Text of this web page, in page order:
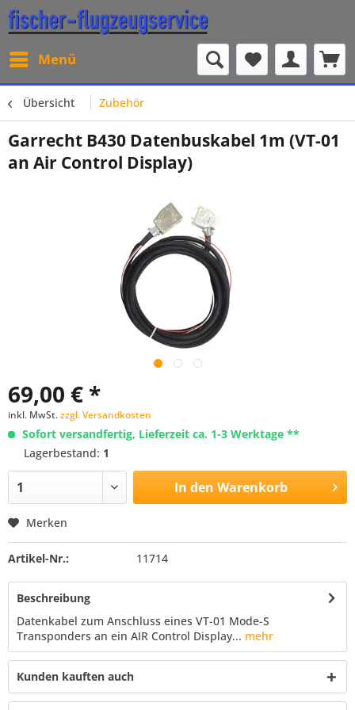
Menü
Übersicht Zubehör
Garrecht B430 Datenbuskabel 1m (VT-01
an Air Control Display)
69,00 € *
inkl. MwSt.zzgl. Versandkosten
Sofort versandfertig, Lieferzeit ca. 1-3 Werktage **
Lagerbestand: 1
In den Warenkorb
Merken
Artikel-Nr.: 11714
Beschreibung
Datenkabel zum Anschluss eines VT-01 Mode-S
Transponders an ein AIR Control Display... mehr
Kunden kauften auch